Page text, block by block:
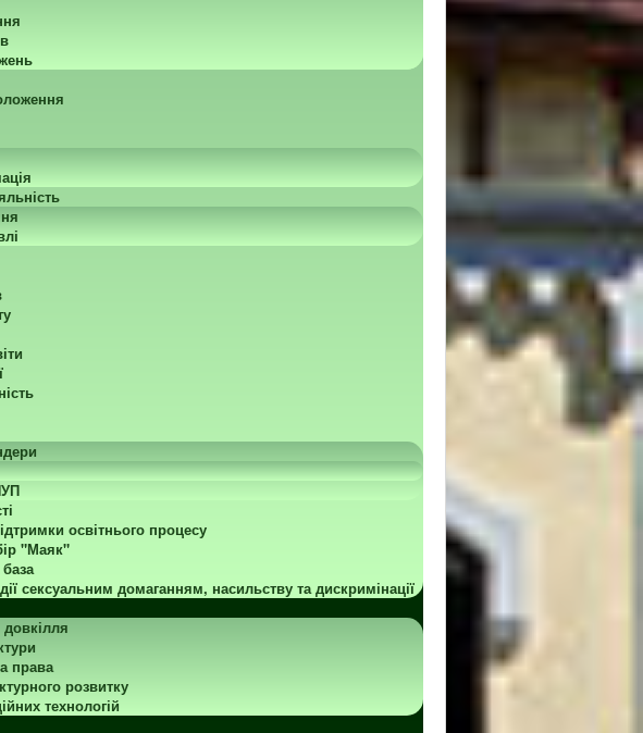
освітнього процесу
"Маяк"
сексуальним домаганням, насильству та дискримінації
права
розвитку
технологій